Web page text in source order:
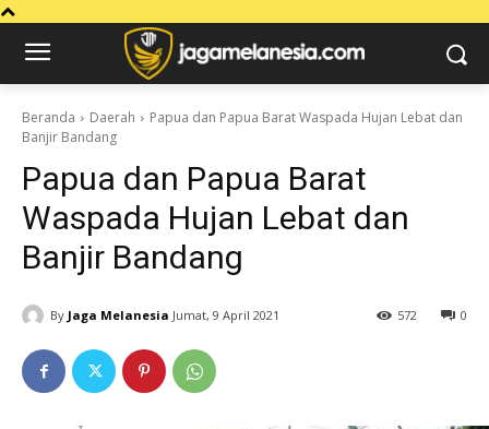
Beranda Daerah
Papua dan Papua Barat Waspada Hujan Lebat dan
Banjir Bandang
Papua dan Papua Barat
Waspada Hujan Lebat dan
Banjir Bandang
By Jaga Melanesia Jumat, 9 April 2021 0
572